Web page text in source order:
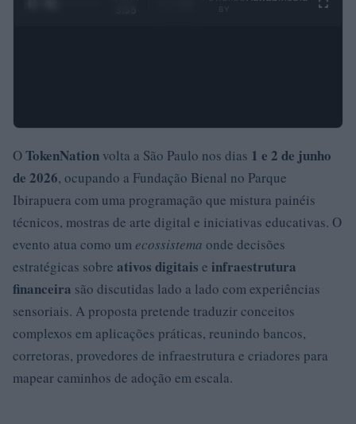
OTokenNation volta a São Paulo nos dias 1 e 2 de junho
de 2026, ocupando a Fundação Bienal no Parque
Ibirapuera com uma programação que mistura painéis
técnicos, mostras de arte digital e iniciativas educativas. O
evento atua como umecossistema onde decisões
estratégicas sobre ativos digitais e infraestrutura
financeira são discutidas lado a lado com experiências
sensoriais. A proposta pretende traduzir conceitos
complexos em aplicações práticas, reunindo bancos,
corretoras, provedores de infraestrutura e criadores para
mapear caminhos de adoção em escala.